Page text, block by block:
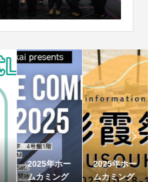
2025年ホー
ムカミング
2025年ホー
ムカミング
